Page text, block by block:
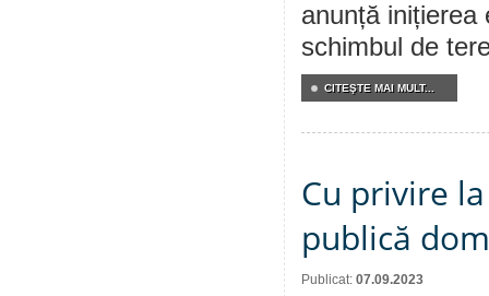
anunță inițierea
schimbul de
CITEŞTE MAI MULT...
Cu privire
publică
Publicat: 07.09.2023